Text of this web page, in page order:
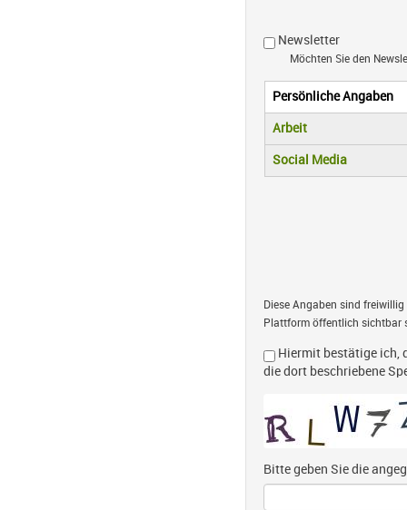
Newsletter
Möchten Sie den
Vertikale
Persönliche Angaben
(aktiver Reiter)
Arbeit
Social Media
Diese Angaben sind
Plattform öffentlich sichtbar
Hiermit bestätige ich,
die dort beschriebene
Bitte geben Sie die